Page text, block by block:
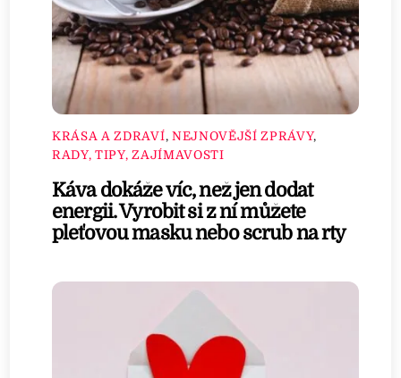
KRÁSA A ZDRAVÍ, NEJNOVĚJŠÍ ZPRÁVY,
RADY, TIPY, ZAJÍMAVOSTI
Káva dokáže víc, než jen dodat
energii. Vyrobit si z ní můžete
pleťovou masku nebo scrub na rty